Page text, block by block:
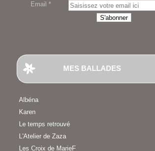
Email
MES BALLADES
Albéna
Karen
Le temps retrouvé
L'Atelier de Zaza
Les Croix de MarieF